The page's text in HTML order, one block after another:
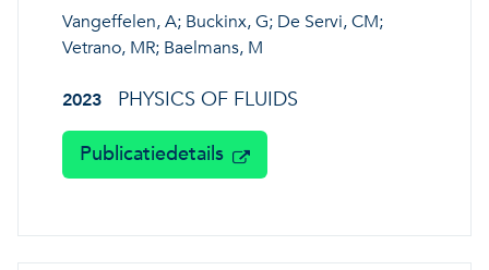
Vangeffelen, A; Buckinx, G; De Servi, CM;
Vetrano, MR; Baelmans, M
2023 PHYSICS OF FLUIDS
Publicatiedetails